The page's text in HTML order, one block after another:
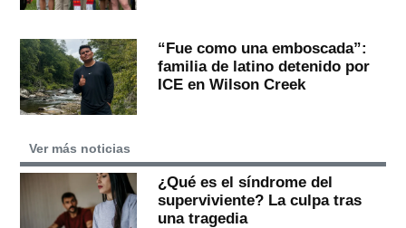
“Fue como una emboscada”:
familia de latino detenido por
ICE en Wilson Creek
Ver más noticias
¿Qué es el síndrome del
superviviente? La culpa tras
una tragedia